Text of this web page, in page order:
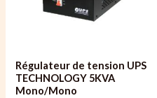
Régulateur de tension UPS
TECHNOLOGY 5KVA
Mono/Mono